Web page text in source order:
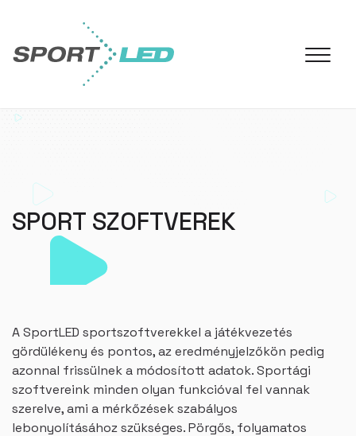
SPORT SZOFTVEREK
A SportLED sportszoftverekkel a játékvezetés
gördülékeny és pontos, az eredményjelzőkön pedig
azonnal frissülnek a módosított adatok. Sportági
szoftvereink minden olyan funkcióval fel vannak
szerelve, ami a mérkőzések szabályos
lebonyolításához szükséges. Pörgős, folyamatos